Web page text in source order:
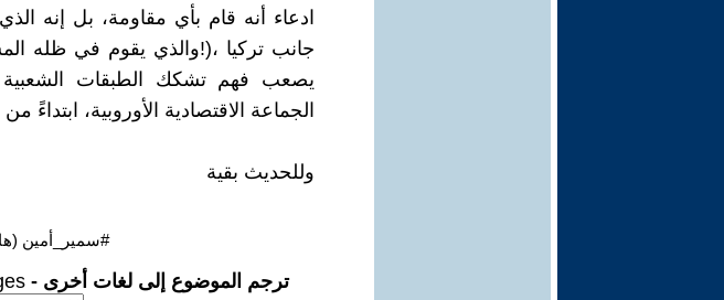
‬الجماعة‭ ‬الاقتصادية‭ ‬الأوروبية،‭ ‬ابتداءً‭ ‬من‭ ‬عام‭ ‬1980،‭ ‬وهو‭ ‬تشكك‭ ‬ذو‭ ‬أسس‭ ‬سليمة‭.‬
وللحديث بقية
#سمير_أمين
ترجم الموضوع إلى لغات أخرى -